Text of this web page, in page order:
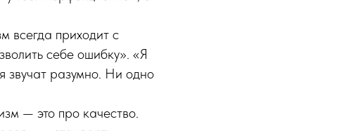
всегда приходит с
себе ошибку». «Я
звучат разумно. Ни одно
— это про качество.